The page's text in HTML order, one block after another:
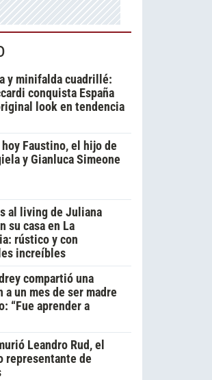
y minifalda cuadrillé:
conquista España
look en tendencia
Faustino, el hijo de
y Gianluca Simeone
al living de Juliana
su casa en La
rústico y con
increíbles
compartió una
a un mes de ser madre
“Fue aprender a
Leandro Rud, el
representante de